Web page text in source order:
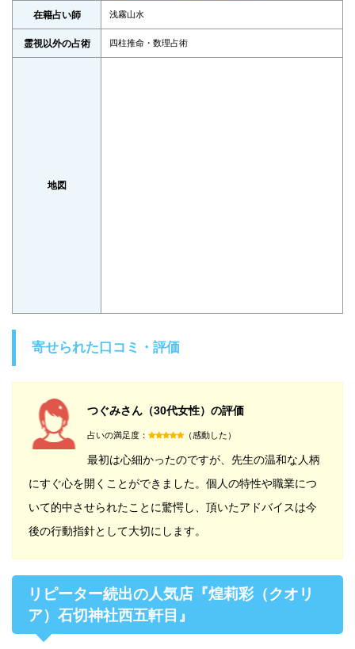
在籍占い師 浅霧山水
霊視以外の占術 四柱推命・数理占術
地図
寄せられた口コミ・評価
つぐみさん（30代女性）の評価
占いの満足度： （感動した）
最初は心細かったのですが、先生の温和な人柄
にすぐ心を開くことができました。個人の特性や職業につ
いて的中させられたことに驚愕し、頂いたアドバイスは今
後の行動指針として大切にします。
リピーター続出の人気店『煌莉彩（クオリ
ア）石切神社西五軒目』